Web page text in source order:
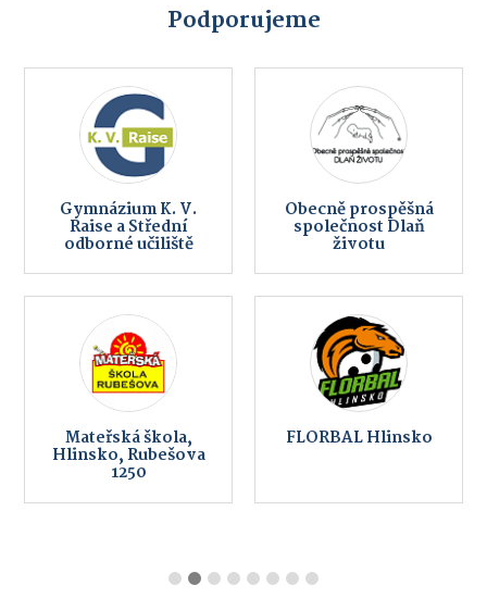
Podporujeme
Gymnázium K. V.
Raise a Střední
odborné učiliště
Obecně prospěšná
společnost Dlaň
životu
Mateřská škola,
Hlinsko, Rubešova
1250
FLORBAL Hlinsko